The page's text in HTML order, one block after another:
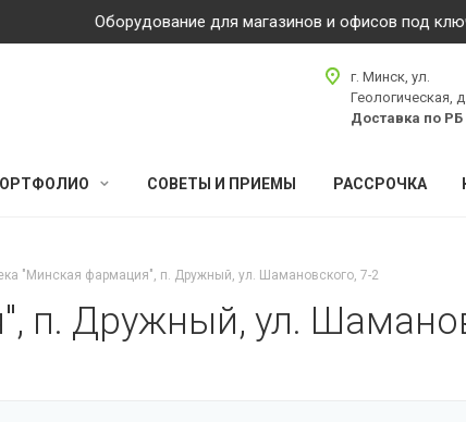
Оборудование для магазинов и офисов под ключ по
г. Минск, ул.
Геологическая,
Доставка по
СОВЕТЫ И ПРИЕМЫ РАССРОЧКА
"Минская фармация", п. Дружный, ул. Шамановского, 7-2
п. Дружный, ул.